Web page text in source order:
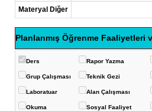
Materyal Diğer
Planlanmış Öğrenme Faaliyetleri
Ders Rapor Yazma
Grup Çalışması Teknik Gezi
Laboratuar Alan Çalışması
Okuma Sosyal Faaliyet